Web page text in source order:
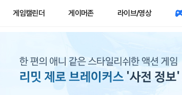
게임캘린더 게이머존 라이브/영상